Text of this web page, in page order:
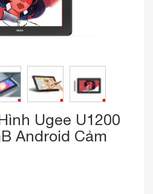
Ugee U1200
Android Cảm